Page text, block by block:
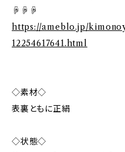
☟☟☟
https://ameblo.jp/
12254617641.html
◇素材◇
表裏ともに正絹
◇状態◇